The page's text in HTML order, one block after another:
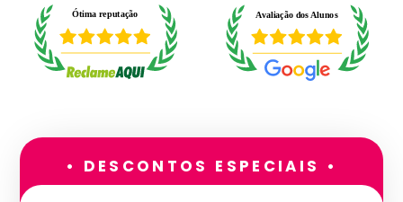
• DESCONTOS ESPECIAIS •